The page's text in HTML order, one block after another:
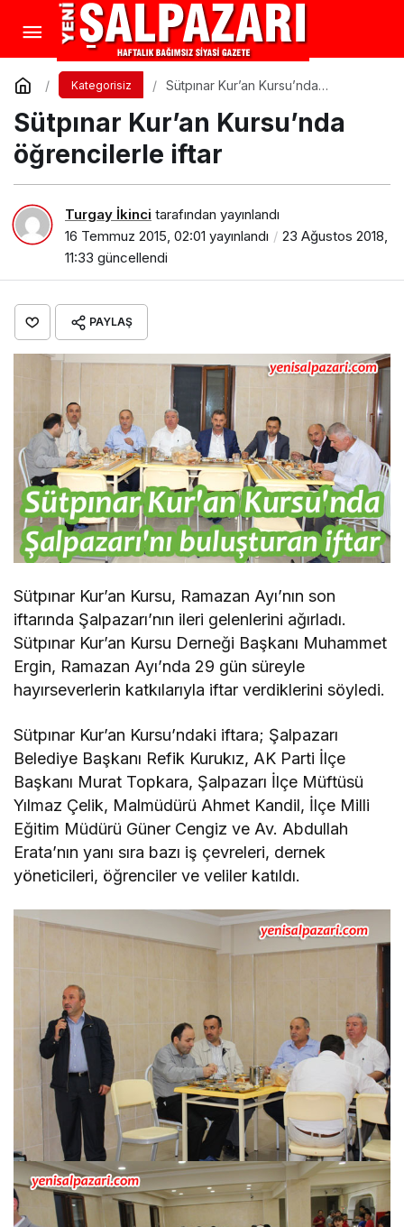
Kategorisiz
Sütpınar Kur’an Kursu’nda
Sütpınar Kur’an Kursu’nda
öğrencilerle iftar
Turgay İkinci tarafından yayınlandı
16 Temmuz 2015, 02:01 yayınlandı
23 Ağustos 2018,
11:33 güncellendi
PAYLAŞ
Sütpınar Kur’an Kursu, Ramazan Ayı’nın son
iftarında Şalpazarı’nın ileri gelenlerini ağırladı.
Sütpınar Kur’an Kursu Derneği Başkanı Muhammet
Ergin, Ramazan Ayı’nda 29 gün süreyle
hayırseverlerin katkılarıyla iftar verdiklerini söyledi.
Sütpınar Kur’an Kursu’ndaki iftara; Şalpazarı
Belediye Başkanı Refik Kurukız, AK Parti İlçe
Başkanı Murat Topkara, Şalpazarı İlçe Müftüsü
Yılmaz Çelik, Malmüdürü Ahmet Kandil, İlçe Milli
Eğitim Müdürü Güner Cengiz ve Av. Abdullah
Erata’nın yanı sıra bazı iş çevreleri, dernek
yöneticileri, öğrenciler ve veliler katıldı.